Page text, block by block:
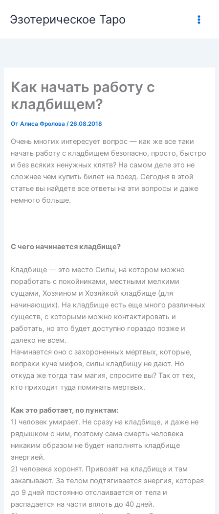
содержимому
Эзотерическое Таро
Как начать работу с
кладбищем?
ОтАлиса Фролова/26.08.2018
Очень многих интересует вопрос — как же все таки
начать работу с кладбищем безопасно, просто, быстро
и без всяких ненужных клятв? На самом деле это не
сложнее чем купить билет на поезд. Сегодня в этой
статье вы найдете все ответы на эти вопросы и даже
немного больше.
С чего начинается кладбище?
Кладбище — это место Силы, на котором можно
поработать с покойниками, местными мелкими
сущами, Хозяином и Хозяйкой кладбище (для
начинающих). На кладбище есть еще много различных
существ, с которыми можно контактировать и
работать, но это будет доступно гораздо позже и
далеко не всем.
Начинается оно с захороненных мертвых, которые,
вопреки куче мифов, силы кладбищу не дают. Но
откуда же тогда там магия, спросите вы? Так от тех,
кто приходит туда поминать мертвых.
Как это работает, по пунктам:
1) человек умирает. Не сразу на кладбище, и даже не
рядышком с ним, поэтому сама смерть человека
никаким образом не будет наполнять кладбище
энергией.
2) человека хоронят. Привозят на кладбище и там
закапывают. За телом подтягивается энергия, которая
до 9 дней постоянно отслаивается от тела и
распадается на части вплоть до 40 дней.